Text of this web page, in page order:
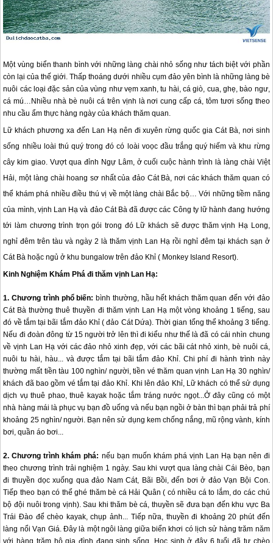
Một vùng biển thanh bình với những làng chài nhỏ sống như tách biệt với phần
còn lại của thế giới. Thấp thoáng dưới nhiều cụm đảo yên bình là những làng bè
nuôi các loại đặc sản của vùng như vẹm xanh, tu hài, cá giò, cua, ghẹ, bào ngư,
cá mú…Nhiều nhà bè nuôi cá trên vịnh là nơi cung cấp cá, tôm tươi sống theo
nhu cầu ẩm thực hàng ngày của khách thăm quan.
Lữ khách phương xa đến Lan Hạ nên đi xuyên rừng quốc gia Cát Bà , nơi sinh
sống nhiều loài thú quý trong đó có loài voọc đầu trắng quý hiếm và khu rừng
cây kim giao. Vượt qua đỉnh Ngự Lâm, ở cuối cuộc hành trình là làng chài Việt
Hải, một làng chài hoang sơ nhất của đảo Cát Bà , nơi các khách thăm quan có
thể khám phá nhiều điều thú vị về một làng chài Bắc bộ… Với những tiềm năng
của mình, vịnh Lan Hạ và đảo Cát Bà đã được các Công ty lữ hành đang hướng
tới làm chương trình trọn gói trong đó Lữ khách sẽ được thăm vịnh Hạ Long,
nghỉ đêm trên tàu và ngày 2 là thăm vịnh Lan Hạ rồi nghỉ đêm tại khách sạn ở
Cát Bà hoặc ngủ ở khu bungalow trên đảo Khỉ ( Monkey Island Resort).
Kinh Nghiệm Khám Phá đi thăm vịnh Lan Hạ:
1. Chương trình phổ biến: bình thường, hầu hết khách thăm quan đến với đảo
Cát Bà thường thuê thuyền đi thăm vịnh Lan Hạ một vòng khoảng 1 tiếng, sau
đó về tắm tại bãi tắm đảo Khỉ ( đảo Cát Dứa). Thời gian tổng thể khoảng 3 tiếng.
Nếu đi đoàn đông từ 15 người trở lên thì đi kiểu như thế là đã có cái nhìn chung
về vịnh Lan Hạ với các đảo nhỏ xinh đẹp, với các bãi cát nhỏ xinh, bè nuôi cá,
nuôi tu hài, hàu... và được tắm tại bãi tắm đảo Khỉ. Chi phí đi hành trình này
thường mất tiền tàu 100 nghìn/ người, tiền vé thăm quan vịnh Lan Hạ 30 nghìn/
khách đã bao gồm vé tắm tại đảo Khỉ. Khi lên đảo Khỉ, Lữ khách có thể sử dụng
dịch vụ thuê phao, thuê kayak hoặc tắm tráng nước ngọt...Ở đây cũng có một
nhà hàng mái là phục vụ bạn đồ uống và nếu bạn ngồi ở bàn thì bạn phải trả phí
khoảng 25 nghìn/ người. Bạn nên sử dụng kem chống nắng, mũ rộng vành, kính
bơi, quần áo bơi...
2. Chương trình khám phá: nếu bạn muốn khám phá vịnh Lan Hạ bạn nên đi
theo chương trình trải nghiệm 1 ngày. Sau khi vượt qua làng chài Cái Bèo, bạn
đi thuyền dọc xuống qua đảo Nam Cát, Bãi Bồi, đến bơi ở đảo Vạn Bội Con.
Tiếp theo bạn có thể ghé thăm bè cá Hải Quân ( có nhiều cá to lắm, do các chú
bộ đội nuôi trong vịnh). Sau khi thăm bè cá, thuyền sẽ đưa bạn đến khu vực Ba
Trái Đào để chèo kayak, chụp ảnh... Tiếp nữa, thuyền đi khoảng 20 phút đến
làng nổi Vạn Giá. Đây là một ngôi làng giữa biển khơi có lịch sử hàng trăm năm
với hàng trăm hộ gia đình đang sinh sống. Học sinh ở đây 6 tuổi đã tự chèo